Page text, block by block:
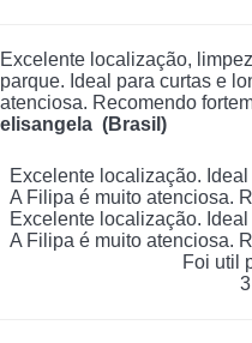
Excelente localização,
parque. Ideal para curtas e
atenciosa. Recomendo
elisangela (Brasil)
Excelente localização.
A Filipa é muito atenciosa.
Excelente localização.
A Filipa é muito atenciosa.
Foi util